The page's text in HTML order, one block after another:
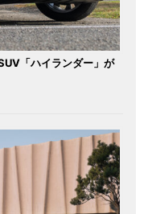
「ハイランダー」が